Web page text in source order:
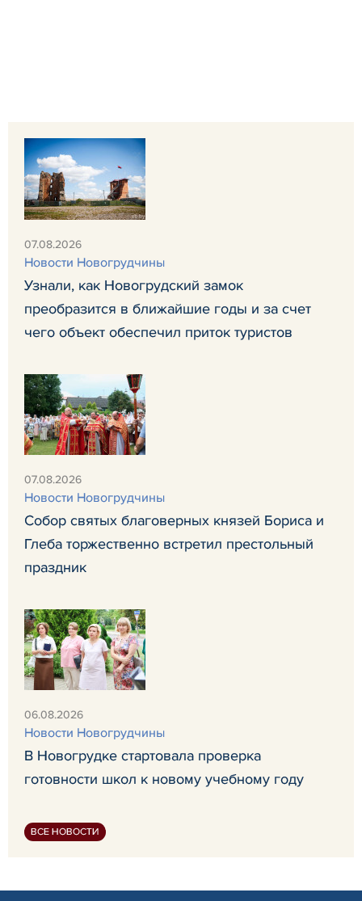
07.08.2026
Новости Новогрудчины
Узнали, как Новогрудский замок
преобразится в ближайшие годы и за счет
чего объект обеспечил приток туристов
07.08.2026
Новости Новогрудчины
Собор святых благоверных князей Бориса и
Глеба торжественно встретил престольный
праздник
06.08.2026
Новости Новогрудчины
В Новогрудке стартовала проверка
готовности школ к новому учебному году
ВСЕ НОВОСТИ